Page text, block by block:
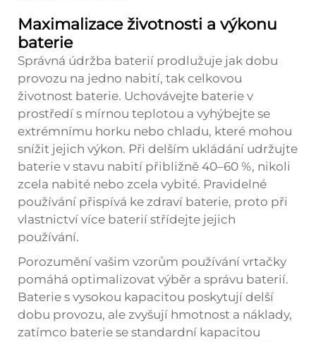
Maximalizace životnosti a výkonu
baterie
Správná údržba baterií prodlužuje jak dobu
provozu na jedno nabití, tak celkovou
životnost baterie. Uchovávejte baterie v
prostředí s mírnou teplotou a vyhýbejte se
extrémnímu horku nebo chladu, které mohou
snížit jejich výkon. Při delším ukládání udržujte
baterie v stavu nabití přibližně 40–60 %, nikoli
zcela nabité nebo zcela vybité. Pravidelné
používání přispívá ke zdraví baterie, proto při
vlastnictví více baterií střídejte jejich
používání.
Porozumění vašim vzorům používání vrtačky
pomáhá optimalizovat výběr a správu baterií.
Baterie s vysokou kapacitou poskytují delší
dobu provozu, ale zvyšují hmotnost a náklady,
zatímco baterie se standardní kapacitou